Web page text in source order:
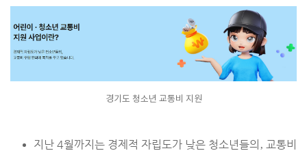
경기도 청소년 교통비 지원
지난 4월까지는 경제적 자립도가 낮은 청소년들의‚ 교통비